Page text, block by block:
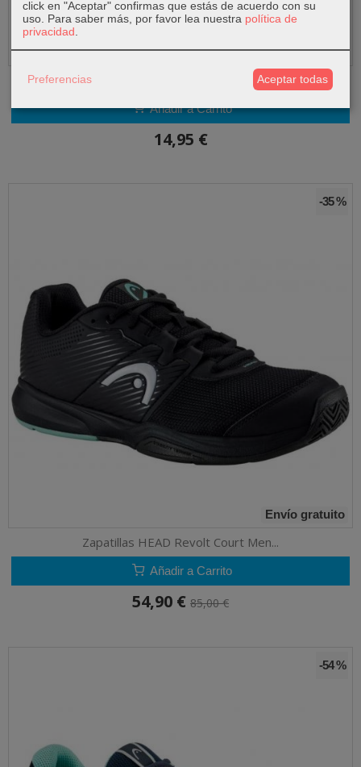
Visera HEAD Pro Player Visor Verde...
Añadir a Carrito
14,95 €
Envío gratuito
-35 %
Zapatillas HEAD Revolt Court Men...
Añadir a Carrito
54,90 € 85,00 €
-54 %
click en "Aceptar" confirmas que estás de acuerdo con su
uso. Para saber más, por favor lea nuestra política de
privacidad
Preferencias Aceptar todas